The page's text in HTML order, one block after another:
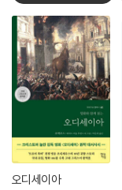
오디세이아